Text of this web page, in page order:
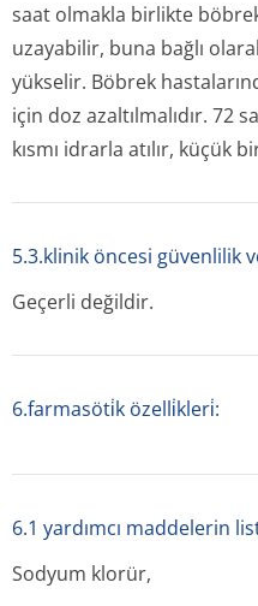
saat olmakla birlikte
uzayabilir, buna bağlı
yükselir. Böbrek
için doz azaltılmalıdır. 72
kısmı idrarla atılır, küçük
5.3.klinik öncesi güvenlilik
Geçerli değildir.
6.farmasöti̇k özelli̇kleri̇:
6.1 yardımcı maddelerin
Sodyum klorür,